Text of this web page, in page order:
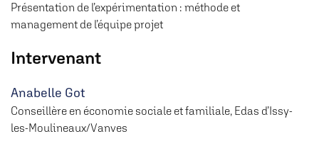
Présentation de l’expérimentation : méthode et
management de l’équipe projet
Intervenant
Anabelle Got
Conseillère en économie sociale et familiale, Edas d’Issy-
les-Moulineaux/Vanves